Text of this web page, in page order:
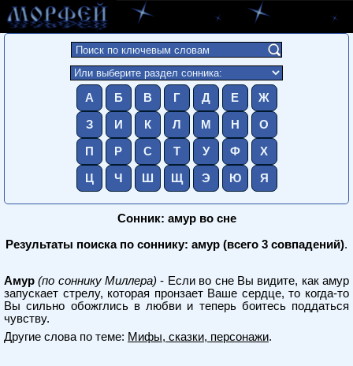
А Б В Г Д Е Ж
З И К Л М Н О
П Р С Т У Ф Х
Ц Ч Ш Щ Э Ю Я
Сонник: амур во сне
Результаты поиска по соннику: амур (всего 3 совпадений).
Амур (по соннику Миллера) - Если во сне Вы видите, как амур
запускает стрелу, которая пронзает Ваше сердце, то когда-то
Вы сильно обожглись в любви и теперь боитесь поддаться
чувству.
Другие слова по теме: Мифы, сказки, персонажи.